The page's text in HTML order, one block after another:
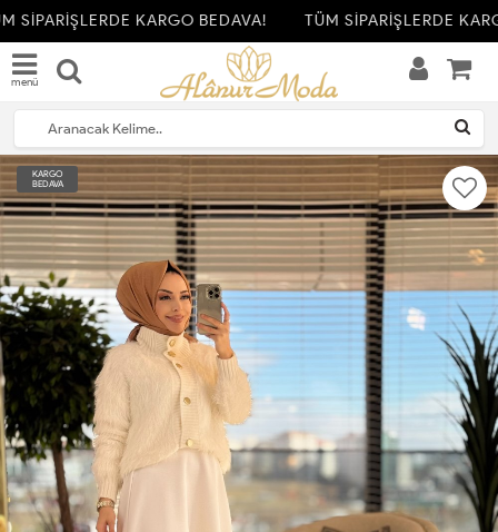
SİPARİŞLERDE KARGO BEDAVA! TÜM SİPARİŞLERDE
menü
KARGO
BEDAVA